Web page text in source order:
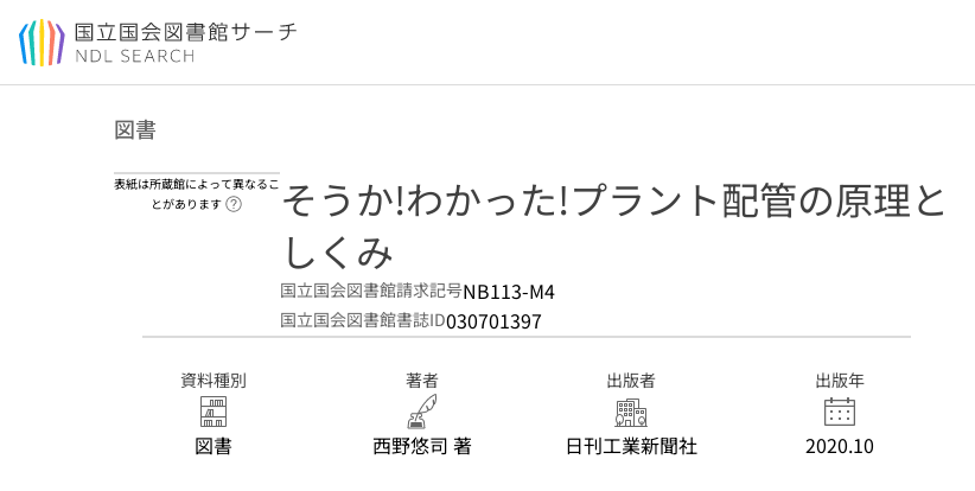
本文へ移動
図書
表紙は所蔵館によって異なるこ
とがあります
ヘルプページへのリンク
そうか!わかった!プラント配管の原理と
しくみ
国立国会図書館請求記号NB113-M4
国立国会図書館書誌ID030701397
資料種別
図書
著者
西野悠司 著
出版者
日刊工業新聞社
出版年
2020.10